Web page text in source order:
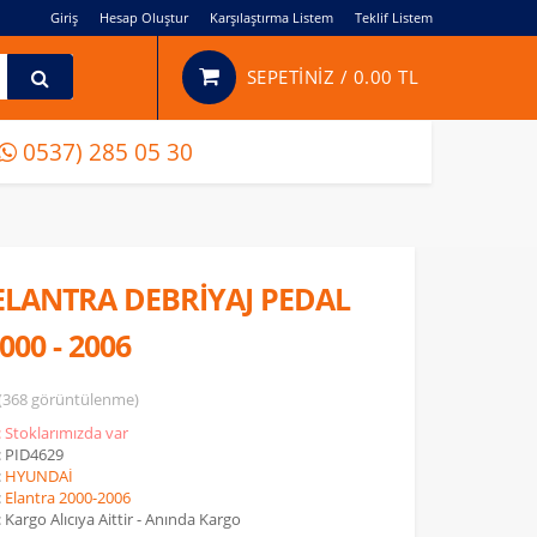
Giriş Hesap Oluştur Karşılaştırma Listem Teklif Listem
SEPETİNİZ / 0.00 TL
0537) 285 05 30
DEBRİYAJ PEDAL
- 2006
görüntülenme)
: Stoklarımızda var
: PID4629
: HYUNDAİ
: Elantra 2000-2006
: Kargo Alıcıya Aittir - Anında Kargo